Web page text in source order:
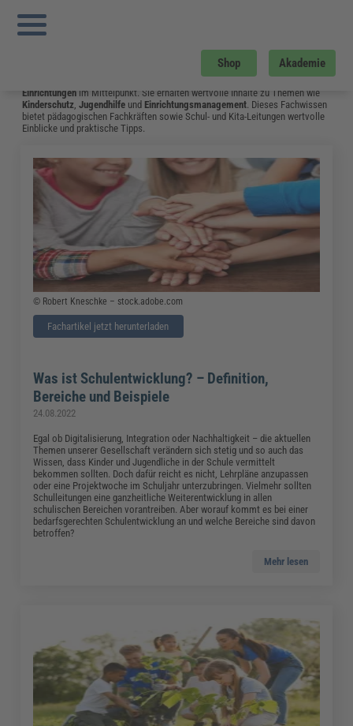
Shop Akademie
Sie sind hier:
Kindeswohlgefährdung: Mit Dieser Checkliste Erkennen Erzieher Anzeichen
Häuslicher Gewalt
Einrichtungen im Mittelpunkt. Sie erhalten wertvolle Inhalte zu Themen wie
Kinderschutz,Jugendhilfe und Einrichtungsmanagement. Dieses Fachwissen
bietet pädagogischen Fachkräften sowie Schul- und Kita-Leitungen wertvolle
Einblicke und praktische Tipps.
© Robert Kneschke – stock.adobe.com
Fachartikel jetzt herunterladen
Was ist Schulentwicklung? – Definition,
Bereiche und Beispiele
24.08.2022
Egal ob Digitalisierung, Integration oder Nachhaltigkeit – die aktuellen
Themen unserer Gesellschaft verändern sich stetig und so auch das
Wissen, dass Kinder und Jugendliche in der Schule vermittelt
bekommen sollten. Doch dafür reicht es nicht, Lehrpläne anzupassen
oder eine Projektwoche im Schuljahr unterzubringen. Vielmehr sollten
Schulleitungen eine ganzheitliche Weiterentwicklung in allen
schulischen Bereichen vorantreiben. Aber worauf kommt es bei einer
bedarfsgerechten Schulentwicklung an und welche Bereiche sind davon
betroffen?
Mehr lesen